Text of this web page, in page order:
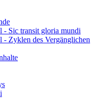
- Sic transit gloria mundi
- Zyklen des Vergänglichen